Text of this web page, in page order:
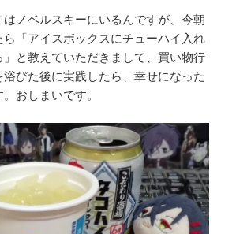
ノベルスキーにいるんですが、今朝
「アイスボックスにチューハイ入れ
と教えていただきまして、買い物行
びた後に実践したら、幸せになった
おしまいです。